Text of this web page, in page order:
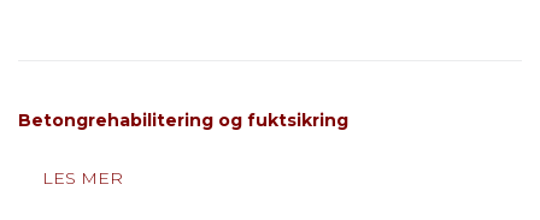
Betongrehabilitering og fuktsikring
LES MER